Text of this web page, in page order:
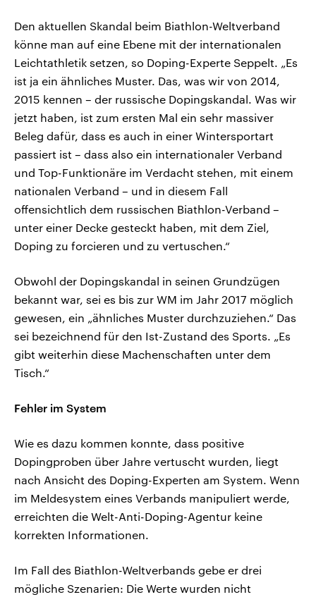
Den aktuellen Skandal beim Biathlon-Weltverband
könne man auf eine Ebene mit der internationalen
Leichtathletik setzen, so Doping-Experte Seppelt. „Es
ist ja ein ähnliches Muster. Das, was wir von 2014,
2015 kennen – der russische Dopingskandal. Was wir
jetzt haben, ist zum ersten Mal ein sehr massiver
Beleg dafür, dass es auch in einer Wintersportart
passiert ist – dass also ein internationaler Verband
und Top-Funktionäre im Verdacht stehen, mit einem
nationalen Verband – und in diesem Fall
offensichtlich dem russischen Biathlon-Verband –
unter einer Decke gesteckt haben, mit dem Ziel,
Doping zu forcieren und zu vertuschen.“
Obwohl der Dopingskandal in seinen Grundzügen
bekannt war, sei es bis zur WM im Jahr 2017 möglich
gewesen, ein „ähnliches Muster durchzuziehen.“ Das
sei bezeichnend für den Ist-Zustand des Sports. „Es
gibt weiterhin diese Machenschaften unter dem
Tisch.“
Fehler im System
Wie es dazu kommen konnte, dass positive
Dopingproben über Jahre vertuscht wurden, liegt
nach Ansicht des Doping-Experten am System. Wenn
im Meldesystem eines Verbands manipuliert werde,
erreichten die Welt-Anti-Doping-Agentur keine
korrekten Informationen.
Im Fall des Biathlon-Weltverbands gebe er drei
mögliche Szenarien: Die Werte wurden nicht